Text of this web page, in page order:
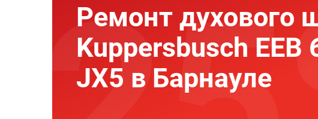
Ремонт духового
Kuppersbusch EEB
JX5 в Барнауле